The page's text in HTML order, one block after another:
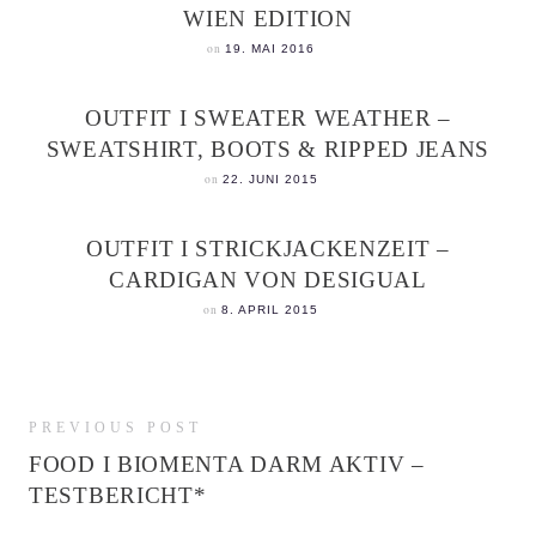
WIEN EDITION
on 19. MAI 2016
OUTFIT I SWEATER WEATHER –
SWEATSHIRT, BOOTS & RIPPED JEANS
on 22. JUNI 2015
OUTFIT I STRICKJACKENZEIT –
CARDIGAN VON DESIGUAL
on 8. APRIL 2015
PREVIOUS POST
FOOD I BIOMENTA DARM AKTIV –
TESTBERICHT*